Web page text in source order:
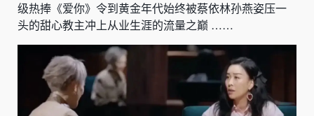
级热捧《爱你》令到黄金年代始终被蔡依林孙燕姿压一
头的甜心教主冲上从业生涯的流量之巅 ……